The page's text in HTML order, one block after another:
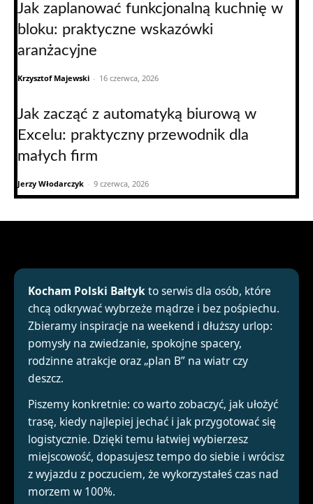
Jak zaplanować funkcjonalną kuchnię w
bloku: praktyczne wskazówki
aranżacyjne
Krzysztof Majewski - 16 czerwca, 2026
Jak zacząć z automatyką biurową w
Excelu: praktyczny przewodnik dla
małych firm
Jerzy Włodarczyk - 9 czerwca, 2026
Kocham Polski Bałtykto serwis dla osób, które
chcą odkrywać wybrzeże mądrze i bez pośpiechu.
Zbieramy inspiracje na weekend i dłuższy urlop:
pomysły na zwiedzanie, spokojne spacery,
rodzinne atrakcje oraz „plan B” na wiatr czy
deszcz.
Piszemy konkretnie: co warto zobaczyć, jak ułożyć
trasę, kiedy najlepiej jechać i jak przygotować się
logistycznie. Dzięki temu łatwiej wybierzesz
miejscowość, dopasujesz tempo do siebie i wrócisz
z wyjazdu z poczuciem, że wykorzystałeś czas nad
morzem w 100%.